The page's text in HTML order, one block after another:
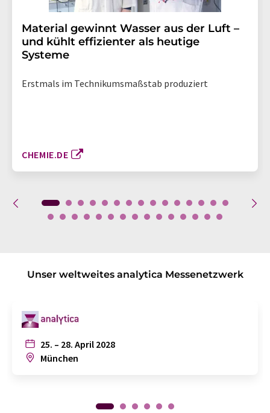
Material gewinnt Wasser aus der Luft –
und kühlt effizienter als heutige
Systeme
Erstmals im Technikumsmaßstab produziert
CHEMIE.DE
Unser weltweites analytica Messenetzwerk
25. – 28. April 2028
München